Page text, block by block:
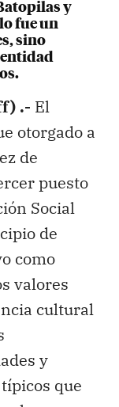
y
fue un
sino
.- El
otorgado a
de
puesto
Social
de
como
valores
cultural
y
que